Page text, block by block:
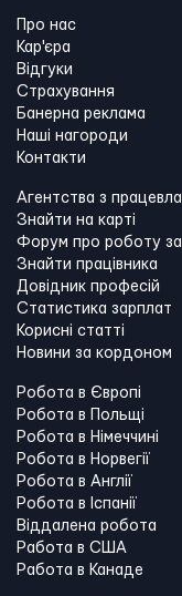
Про нас
Кар'єра
Відгуки
Страхування
Банерна реклама
Наші нагороди
Контакти
Агентства з
Знайти на карті
Форум про роботу
Знайти працівника
Довідник професій
Статистика зарплат
Корисні статті
Новини за кордоном
Робота в Європі
Робота в Польщі
Робота в Німеччині
Робота в Норвегії
Робота в Англії
Робота в Іспанії
Віддалена робота
Работа в США
Работа в Канадe